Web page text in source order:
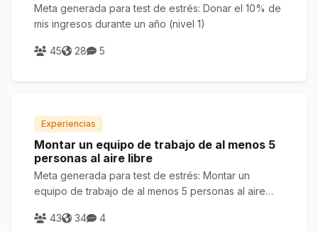
Meta generada para test de estrés: Donar el 10% de
mis ingresos durante un año (nivel 1)
45 28 5
Experiencias
Montar un equipo de trabajo de al menos 5
personas al aire libre
Meta generada para test de estrés: Montar un
equipo de trabajo de al menos 5 personas al aire
43
34 4